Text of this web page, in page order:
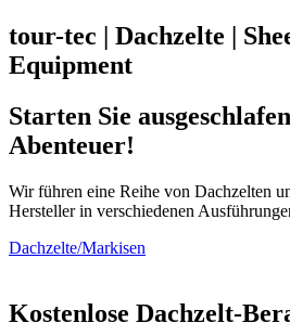
tour-tec | Dachzelte |
Equipment
Starten Sie
Abenteuer!
Wir führen eine Reihe von Dachzelten
Hersteller in verschiedenen
Dachzelte/Markisen
Kostenlose Dachzelt-